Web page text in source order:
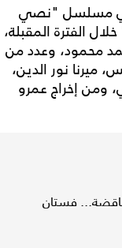
في مسلسل "نصي
الفترة المقبلة،
محمود، وعدد من
نور الدين،
ومن إخراج عمرو
فستان